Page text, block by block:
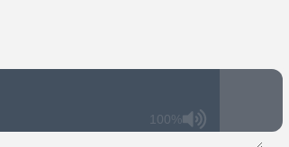
100%